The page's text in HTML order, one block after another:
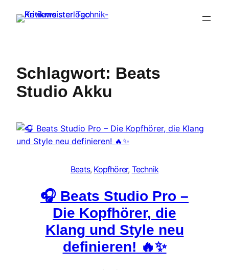
Inhalt
Schlagwort: Beats
Studio Akku
Beats, Kopfhörer, Technik
🎧 Beats Studio Pro –
Die Kopfhörer, die
Klang und Style neu
definieren! 🔥✨